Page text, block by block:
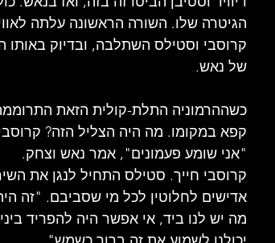
קרוסבי וסטילס השתלבה, ובדיוק
של נאש.
כשההרמוניה התלת-קולית הזאת
קפא במקומו. מה היה הצליל הזה?
"אני שומע פעמונים", אמר נאש וצחק.
קרוסבי חייך. סטילס התחיל לנגן את
אדישים לחלוטין לכל מי שסביבם. "זה
מה יש לנו ביד, אי אפשר היה להפריד